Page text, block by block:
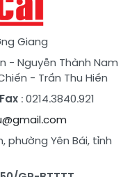
Giang
- Nguyễn Thành Nam
- Trần Thu Hiền
: 0214.3840.921
phường Yên Bái, tỉnh